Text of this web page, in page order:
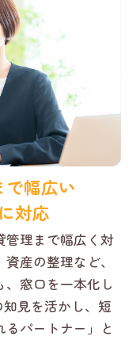
幅広い
対応
管理まで幅広く対
産の整理など、
窓口を一本化し
見を活かし、短
パートナー」と